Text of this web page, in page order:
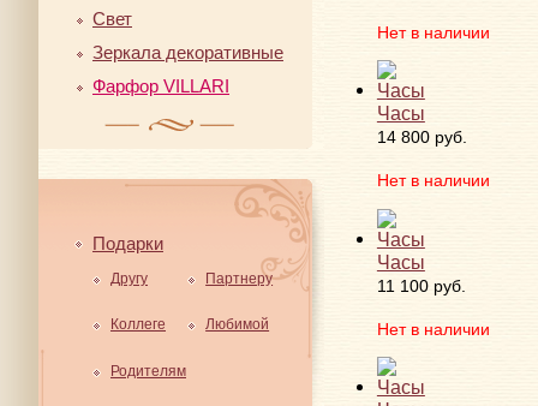
Свет
Зеркала декоративные
Фарфор VILLARI
Подарки
Другу Партнеру
Коллеге Любимой
Родителям
Нет в наличии
Часы
14 800 руб.
Нет в наличии
Часы
11 100 руб.
Нет в наличии